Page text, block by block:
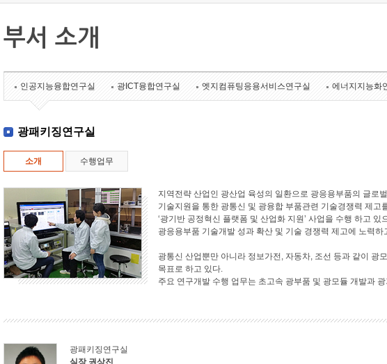
부서 소개
인공지능융합연구실 광ICT융합연구실 엣지컴퓨팅응용서비스연구실 에너지지능화
광패키징연구실
소개 수행업무
지역전략 산업인 광산업 육성의 일환으로 광응용부품의 글로
기술지원을 통한 광통신 및 광융합 부품관련 기술경쟁력 제고
‘광기반 공정혁신 플랫폼 및 산업화 지원’ 사업을 수행 하고
광응용부품 기술개발 성과 확산 및 기술 경쟁력 제고에 노력하
광통신 산업뿐만 아니라 정보가전, 자동차, 조선 등과 같이 광
목표로 하고 있다.
주요 연구개발 수행 업무는 초고속 광부품 및 광모듈 개발과
광패키징연구실
실장 권상진